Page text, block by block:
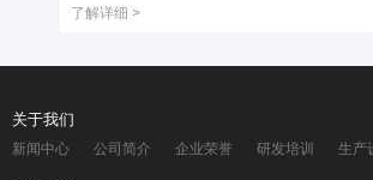
阶梯圈的磨损起补偿作用，只具有单向密封效果
了解详细 >
关于我们
新闻中心 公司简介 企业荣誉 研发培训 生产